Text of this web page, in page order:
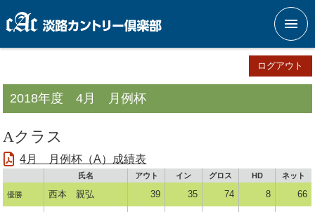
メニ
ログアウト
2018年度 4月 月例杯
Aクラス
4月 月例杯（A）成績表
氏名 アウト イン グロス HD ネット
優勝 西本 親弘 39 35 74 8 66